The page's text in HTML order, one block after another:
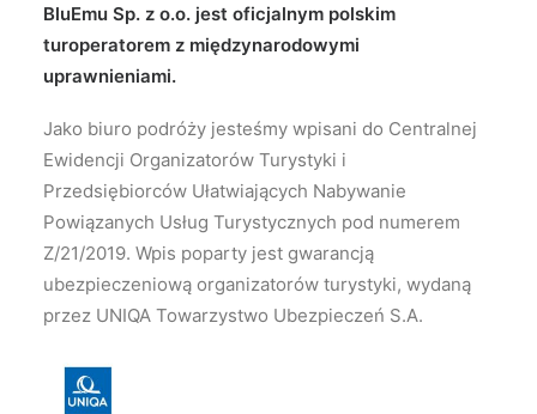
BluEmu Sp. z o.o. jest oficjalnym polskim
turoperatorem z międzynarodowymi
uprawnieniami.
Jako biuro podróży jesteśmy wpisani do Centralnej
Ewidencji Organizatorów Turystyki i
Przedsiębiorców Ułatwiających Nabywanie
Powiązanych Usług Turystycznych pod numerem
Z/21/2019. Wpis poparty jest gwarancją
ubezpieczeniową organizatorów turystyki, wydaną
przez UNIQA Towarzystwo Ubezpieczeń S.A.